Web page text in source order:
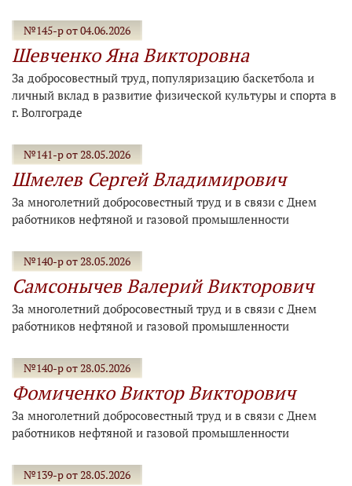
№145-р от 04.06.2026
Шевченко Яна Викторовна
За добросовестный труд, популяризацию баскетбола и
личный вклад в развитие физической культуры и спорта в
г. Волгограде
№141-р от 28.05.2026
Шмелев Сергей Владимирович
За многолетний добросовестный труд и в связи с Днем
работников нефтяной и газовой промышленности
№140-р от 28.05.2026
Самсонычев Валерий Викторович
За многолетний добросовестный труд и в связи с Днем
работников нефтяной и газовой промышленности
№140-р от 28.05.2026
Фомиченко Виктор Викторович
За многолетний добросовестный труд и в связи с Днем
работников нефтяной и газовой промышленности
№139-р от 28.05.2026